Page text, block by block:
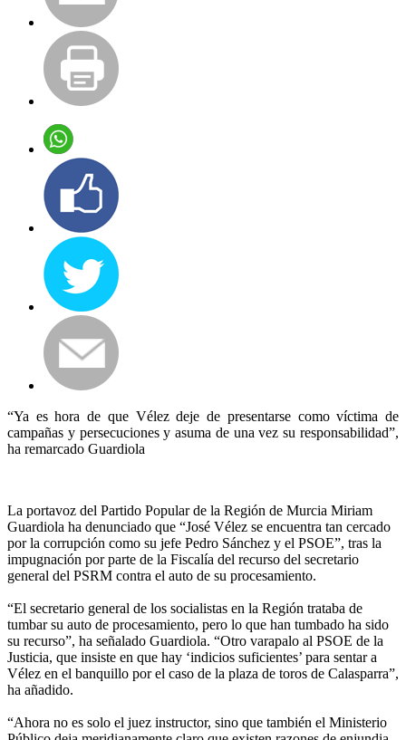
“Ya es hora de que Vélez deje de presentarse como víctima de
campañas y persecuciones y asuma de una vez su responsabilidad”,
ha remarcado Guardiola
La portavoz del Partido Popular de la Región de Murcia Miriam
Guardiola ha denunciado que “José Vélez se encuentra tan cercado
por la corrupción como su jefe Pedro Sánchez y el PSOE”, tras la
impugnación por parte de la Fiscalía del recurso del secretario
general del PSRM contra el auto de su procesamiento.
“El secretario general de los socialistas en la Región trataba de
tumbar su auto de procesamiento, pero lo que han tumbado ha sido
su recurso”, ha señalado Guardiola. “Otro varapalo al PSOE de la
Justicia, que insiste en que hay ‘indicios suficientes’ para sentar a
Vélez en el banquillo por el caso de la plaza de toros de Calasparra”,
ha añadido.
“Ahora no es solo el juez instructor, sino que también el Ministerio